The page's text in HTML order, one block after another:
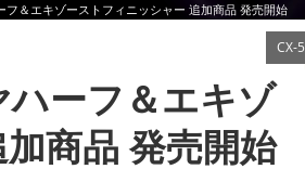
＆エキゾーストフィニッシャー 追加商品 発売開始
CX-5
ーフ＆エキゾ
商品 発売開始